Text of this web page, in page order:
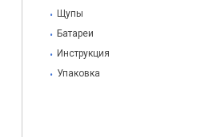
Щупы
Батареи
Инструкция
Упаковка